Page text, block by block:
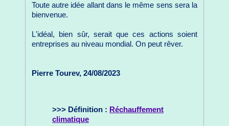
Toute autre idée allant dans le même sens sera la
bienvenue.
L'idéal, bien sûr, serait que ces actions soient
entreprises au niveau mondial. On peut rêver.
Pierre Tourev, 24/08/2023
>>> Définition : Réchauffement
climatique